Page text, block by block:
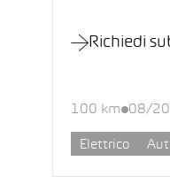
Richiedi
100 km 08/
Elettrico